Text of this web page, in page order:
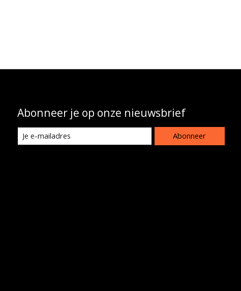
Abonneer je op onze nieuwsbrief
Abonneer